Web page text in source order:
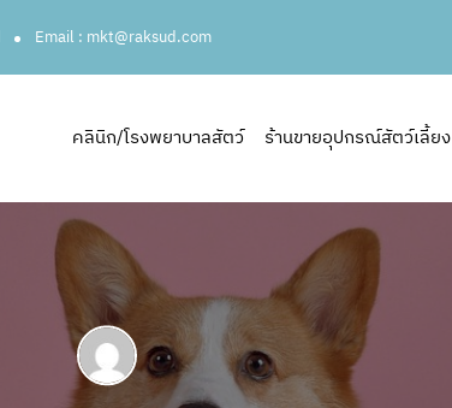
Email : mkt@raksud.com
คลินิก/โรงพยาบาลสัตว์ ร้านขายอุปกรณ์สัตว์เลี้ยง